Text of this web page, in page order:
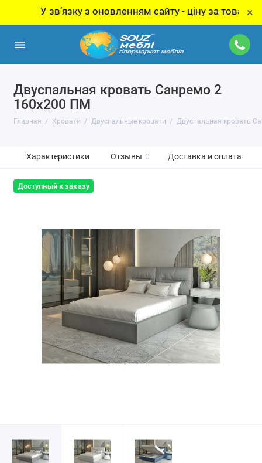
У звʼязку з оновленням сайту - ціну за товар ×
Двуспальная кровать Санремо 2
160х200 ПМ
Главная Кровати Двуспальные кровати Двуспальная кровать
Характеристики Отзывы 0 Доставка и оплата
Доступный к заказу